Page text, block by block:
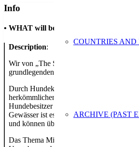
COUNTRIES AND
ARCHIVE (PAST
Info
• WHAT will be done
Description:
Wir von „The Sustainable People“
grundlegenden Probleme der
Durch Hundekotbeutel konnte in den
herkömmlichem Plastik bestehen. Pro
Hundebesitzer gehen mit Ihrem Hund
Gewässer ist es oft unmöglich, die
und können über Hunderte von Jahren
Das Thema Mikroplastik einer der